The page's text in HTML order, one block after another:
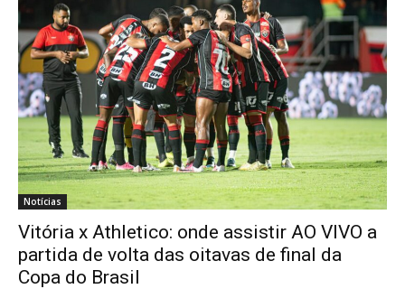
Notícias
Vitória x Athletico: onde assistir AO VIVO a
partida de volta das oitavas de final da
Copa do Brasil